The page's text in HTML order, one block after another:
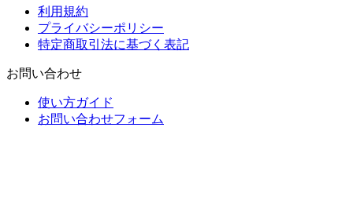
利用規約
プライバシーポリシー
特定商取引法に基づく表記
お問い合わせ
使い方ガイド
お問い合わせフォーム